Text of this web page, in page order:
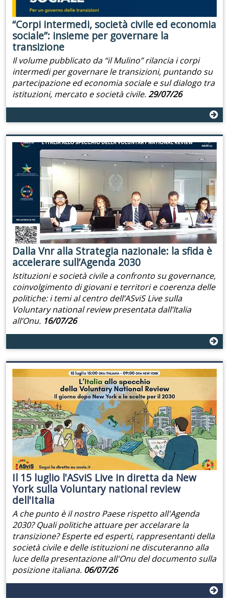
“Corpi intermedi, società civile ed economia
sociale”: insieme per governare la
transizione
Il volume pubblicato da “il Mulino” rilancia i corpi
intermedi per governare le transizioni, puntando su
partecipazione ed economia sociale e sul dialogo tra
istituzioni, mercato e società civile.29/07/26
Dalla Vnr alla Strategia nazionale: la sfida è
accelerare sull’Agenda 2030
Istituzioni e società civile a confronto su governance,
coinvolgimento di giovani e territori e coerenza delle
politiche: i temi al centro dell’ASviS Live sulla
Voluntary national review presentata dall’Italia
all’Onu. 16/07/26
Il 15 luglio l'ASviS Live in diretta da New
York sulla Voluntary national review
dell'Italia
A che punto è il nostro Paese rispetto all'Agenda
2030? Quali politiche attuare per accelarare la
transizione? Esperte ed esperti, rappresentanti della
società civile e delle istituzioni ne discuteranno alla
luce della presentazione all'Onu del documento sulla
posizione italiana. 06/07/26